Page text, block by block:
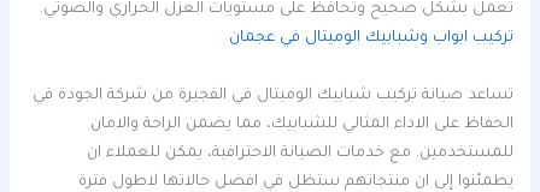
تعمل بشكل صحيح وتحافظ على مستويات العزل الحراري والصوتي.
تركيب ابواب وشبابيك الوميتال في عجمان
تساعد صيانة تركيب شبابيك الوميتال في الفجيرة من شركة الجودة في
الحفاظ على الاداء المثالي للشبابيك، مما يضمن الراحة والامان
للمستخدمين. مع خدمات الصيانة الاحترافية، يمكن للعملاء ان
يطمئنوا إلى ان منتجاتهم ستظل في افضل حالاتها لاطول فترة